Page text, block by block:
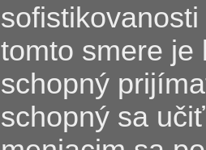
tomto smere je
schopný
schopný sa